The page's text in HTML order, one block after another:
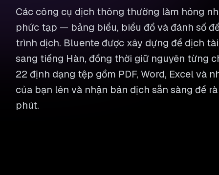
Các công cụ dịch thông thường làm hỏng
phức tạp — bảng biểu, biểu đồ và đánh số
trình dịch. Bluente được xây dựng để dịch
sang tiếng Hàn, đồng thời giữ nguyên từng
22 định dạng tệp gồm PDF, Word, Excel và
của bạn lên và nhận bản dịch sẵn sàng để
phút.